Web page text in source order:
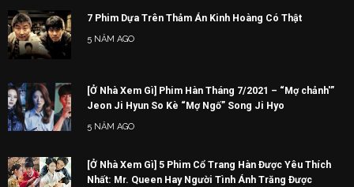
7 Phim Dựa Trên Thảm Án Kinh Hoàng Có Thật
5 NĂM AGO
[Ở Nhà Xem Gì] Phim Hàn Tháng 7/2021 – “Mợ chảnh'”
Jeon Ji Hyun So Kè “Mợ Ngố” Song Ji Hyo
5 NĂM AGO
[Ở Nhà Xem Gì] 5 Phim Cổ Trang Hàn Được Yêu Thích
Nhất: Mr. Queen Hay Người Tình Ánh Trăng Được